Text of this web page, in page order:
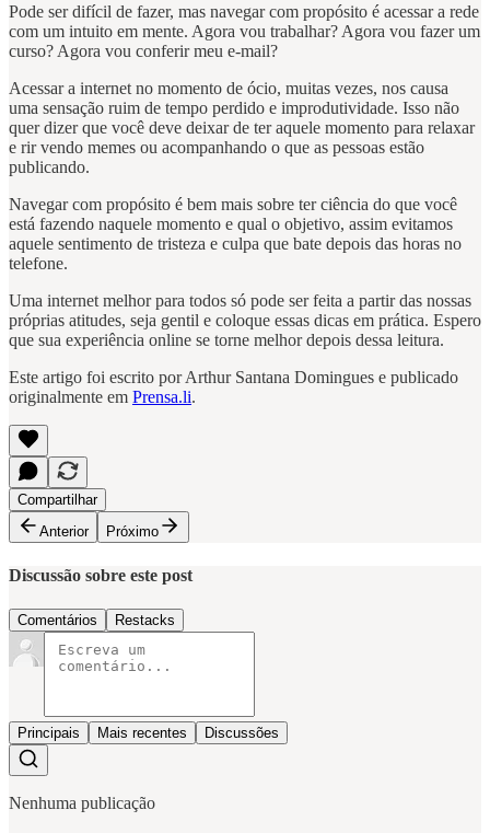
Pode ser difícil de fazer, mas navegar com propósito é acessar a rede
com um intuito em mente. Agora vou trabalhar? Agora vou fazer um
curso? Agora vou conferir meu e-mail?
Acessar a internet no momento de ócio, muitas vezes, nos causa
uma sensação ruim de tempo perdido e improdutividade. Isso não
quer dizer que você deve deixar de ter aquele momento para relaxar
e rir vendo memes ou acompanhando o que as pessoas estão
publicando.
Navegar com propósito é bem mais sobre ter ciência do que você
está fazendo naquele momento e qual o objetivo, assim evitamos
aquele sentimento de tristeza e culpa que bate depois das horas no
telefone.
Uma internet melhor para todos só pode ser feita a partir das nossas
próprias atitudes, seja gentil e coloque essas dicas em prática. Espero
que sua experiência online se torne melhor depois dessa leitura.
Este artigo foi escrito por Arthur Santana Domingues e publicado
originalmente em Prensa.li.
Compartilhar
Anterior
Próximo
Discussão sobre este post
Comentários Restacks
Principais Mais recentes Discussões
Nenhuma publicação